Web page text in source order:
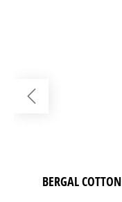
BERGAL COTTON